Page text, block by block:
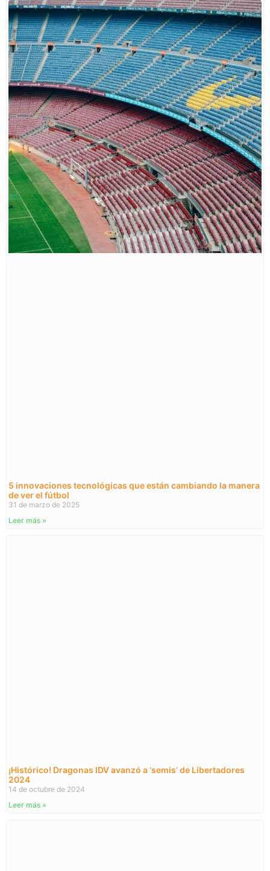
5 innovaciones tecnológicas que están cambiando la manera
de ver el fútbol
31 de marzo de 2025
Leer más »
¡Histórico! Dragonas IDV avanzó a ‘semis’ de Libertadores
2024
14 de octubre de 2024
Leer más »